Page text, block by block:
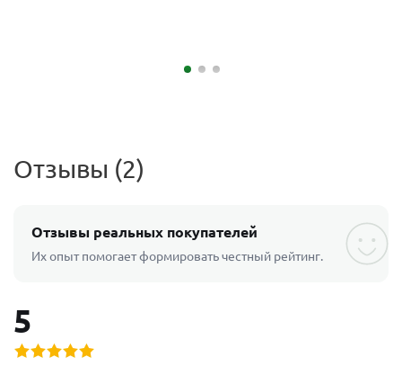
Отзывы (2)
Отзывы реальных покупателей
Их опыт помогает формировать честный рейтинг.
5